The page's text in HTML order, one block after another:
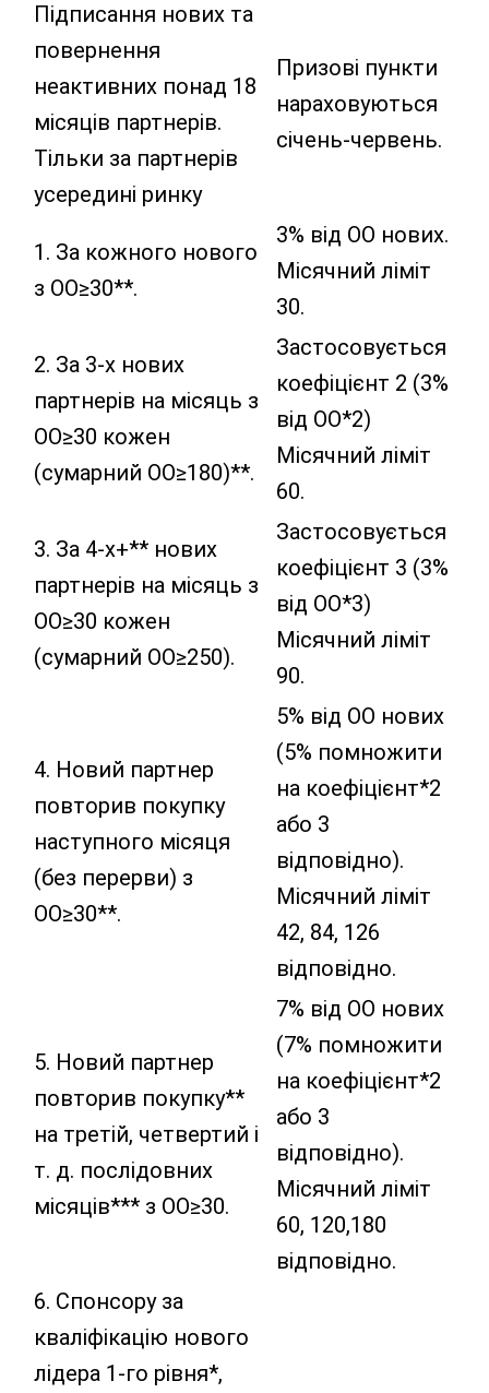
Підписання нових та
повернення
неактивних понад 18
місяців партнерів.
Тільки за партнерів
усередині ринку
Призові пункти
нараховуються
січень-червень.
1. За кожного нового
з ОО≥30**.
3% від ОО нових.
Місячний ліміт
30.
2. За 3-х нових
партнерів на місяць з
ОО≥30 кожен
(сумарний ОО≥180)**.
Застосовується
коефіцієнт 2 (3%
від ОО*2)
Місячний ліміт
60.
3. За 4-х+** нових
партнерів на місяць з
ОО≥30 кожен
(сумарний ОО≥250).
Застосовується
коефіцієнт 3 (3%
від ОО*3)
Місячний ліміт
90.
4. Новий партнер
повторив покупку
наступного місяця
(без перерви) з
ОО≥30**.
5% від ОО нових
(5% помножити
на коефіцієнт*2
або 3
відповідно).
Місячний ліміт
42, 84, 126
відповідно.
5. Новий партнер
повторив покупку**
на третій, четвертий і
т. д. послідовних
місяців*** з ОО≥30.
7% від ОО нових
(7% помножити
на коефіцієнт*2
або 3
відповідно).
Місячний ліміт
60, 120,180
відповідно.
6. Спонсору за
кваліфікацію нового
лідера 1-го рівня*,